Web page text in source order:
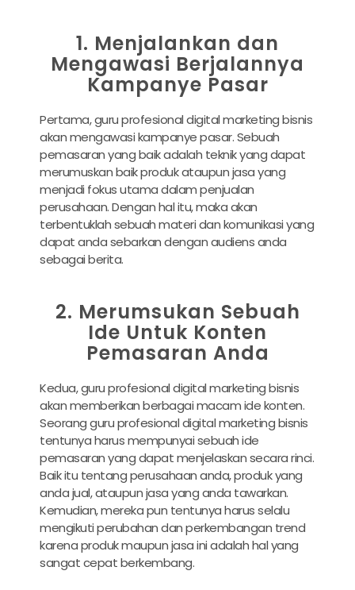
1. Menjalankan dan
Mengawasi Berjalannya
Kampanye Pasar
Pertama, guru profesional digital marketing bisnis
akan mengawasi kampanye pasar. Sebuah
pemasaran yang baik adalah teknik yang dapat
merumuskan baik produk ataupun jasa yang
menjadi fokus utama dalam penjualan
perusahaan. Dengan hal itu, maka akan
terbentuklah sebuah materi dan komunikasi yang
dapat anda sebarkan dengan audiens anda
sebagai berita.
2. Merumsukan Sebuah
Ide Untuk Konten
Pemasaran Anda
Kedua, guru profesional digital marketing bisnis
akan memberikan berbagai macam ide konten.
Seorang guru profesional digital marketing bisnis
tentunya harus mempunyai sebuah ide
pemasaran yang dapat menjelaskan secara rinci.
Baik itu tentang perusahaan anda, produk yang
anda jual, ataupun jasa yang anda tawarkan.
Kemudian, mereka pun tentunya harus selalu
mengikuti perubahan dan perkembangan trend
karena produk maupun jasa ini adalah hal yang
sangat cepat berkembang.